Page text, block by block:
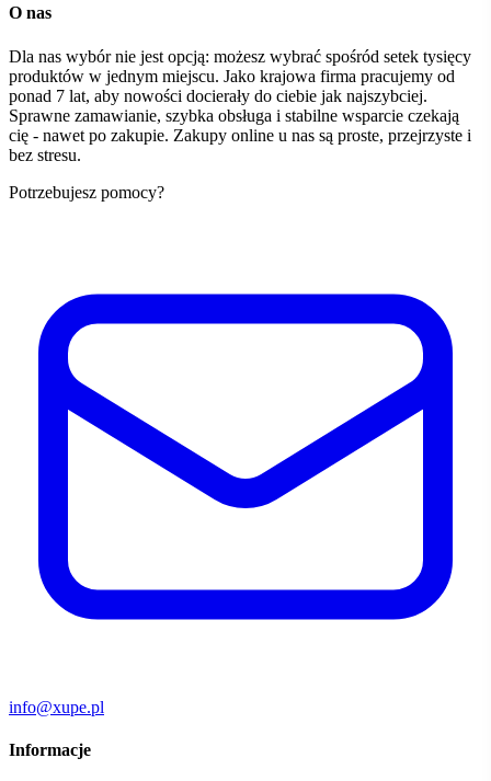
O nas
Dla nas wybór nie jest opcją: możesz wybrać spośród setek tysięcy
produktów w jednym miejscu. Jako krajowa firma pracujemy od
ponad 7 lat, aby nowości docierały do ciebie jak najszybciej.
Sprawne zamawianie, szybka obsługa i stabilne wsparcie czekają
cię - nawet po zakupie. Zakupy online u nas są proste, przejrzyste i
bez stresu.
Potrzebujesz pomocy?
info@xupe.pl
Informacje